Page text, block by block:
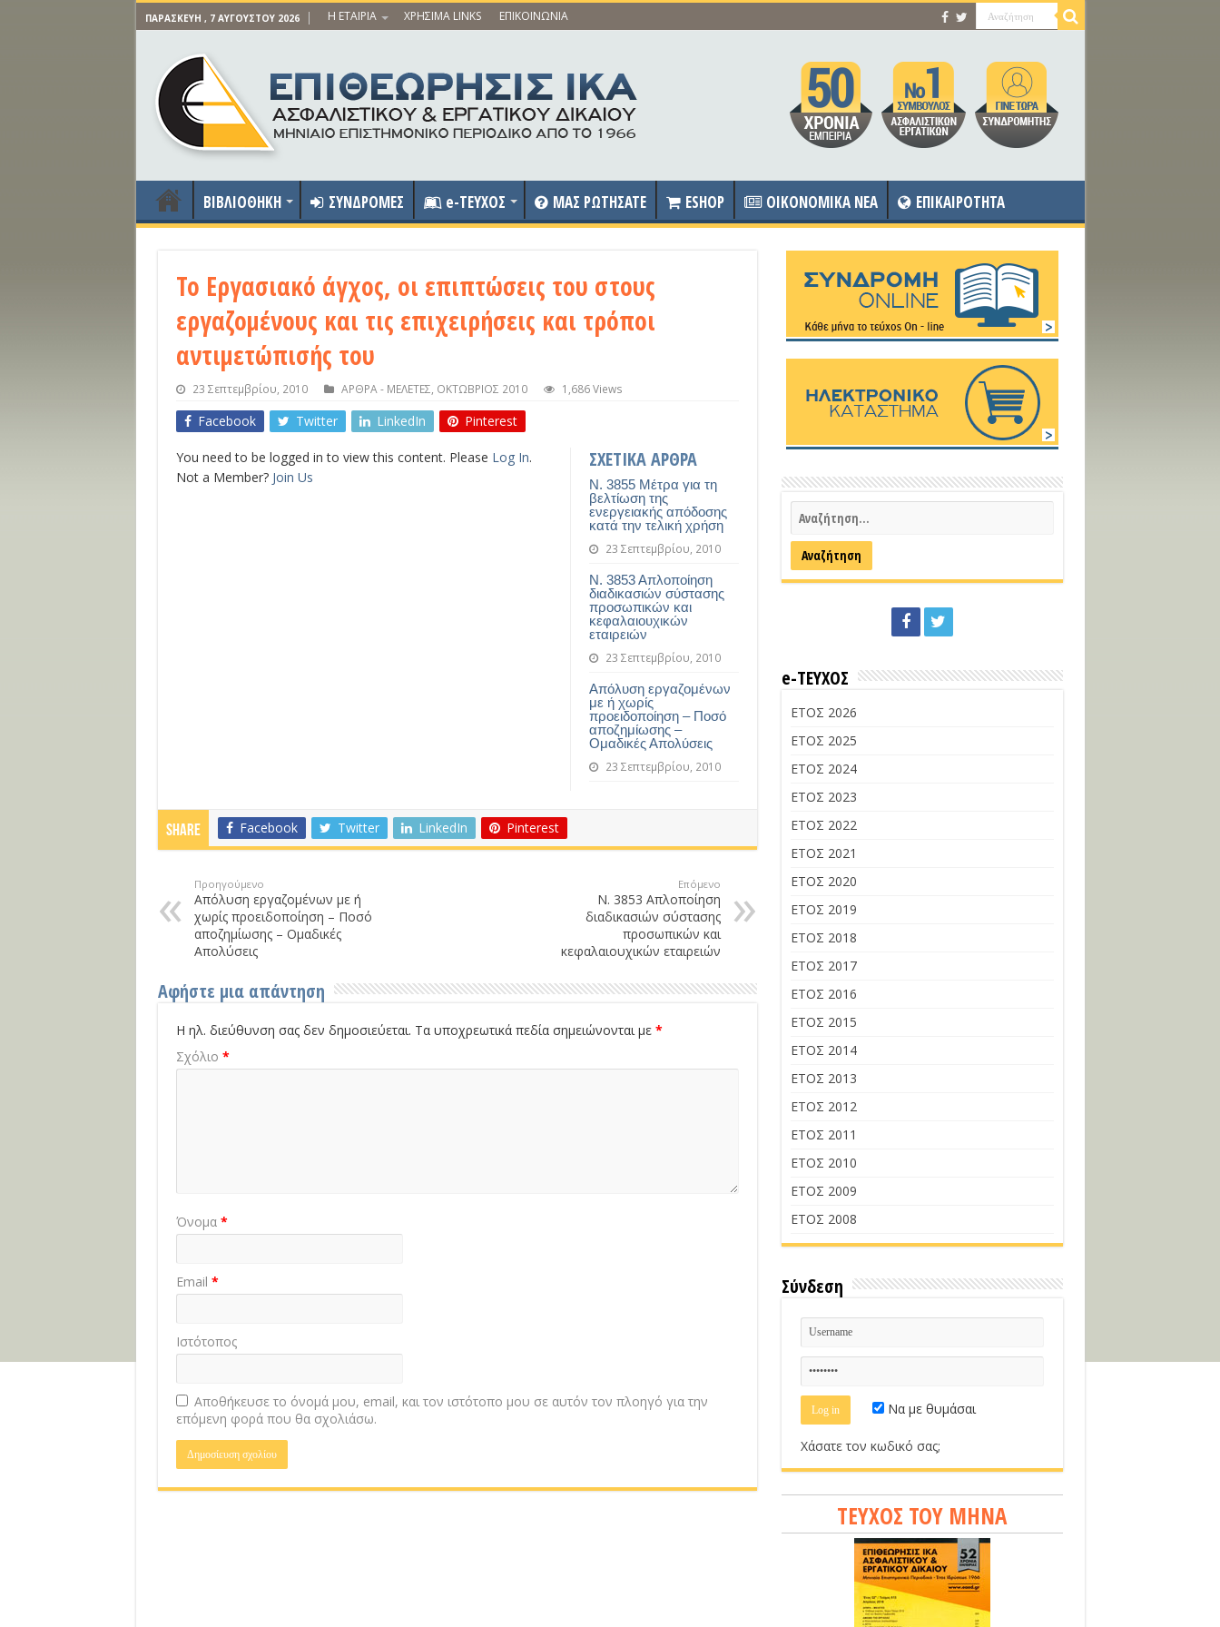
ΠΑΡΑΣΚΕΥΉ , 7 ΑΥΓΟΎΣΤΟΥ 2026 Η ΕΤΑΙΡΙΑ ΧΡΗΣΙΜΑ LINKS ΕΠΙΚΟΙΝΩΝΙΑ
ΒΙΒΛΙΟΘΗΚΗ ΣΥΝΔΡΟΜΕΣ e-ΤΕΥΧΟΣ ΜΑΣ ΡΩΤΗΣΑΤΕ ESHOP OIKONOMIKA NEA ΕΠΙΚΑΙΡΟΤΗΤΑ
Το Εργασιακό άγχος, οι επιπτώσεις του στους
εργαζομένους και τις επιχειρήσεις και τρόποι
αντιμετώπισής του
23 Σεπτεμβρίου, 2010 ΑΡΘΡΑ - ΜΕΛΕΤΕΣ ΟΚΤΩΒΡΙΟΣ 2010 1,686 Views
Facebook Twitter LinkedIn Pinterest
ΣΧΕΤΙΚΑ ΑΡΘΡΑ
Ν. 3855 Μέτρα για τη
βελτίωση της
ενεργειακής απόδοσης
κατά την τελική χρήση
23 Σεπτεμβρίου, 2010
Ν. 3853 Απλοποίηση
διαδικασιών σύστασης
προσωπικών και
κεφαλαιουχικών
εταιρειών
23 Σεπτεμβρίου, 2010
Απόλυση εργαζομένων
με ή χωρίς
προειδοποίηση – Ποσό
αποζημίωσης –
Ομαδικές Απολύσεις
23 Σεπτεμβρίου, 2010
You need to be logged in to view this content. Please Log In.
Not a Member? Join Us
Share Facebook Twitter LinkedIn Pinterest
Προηγούμενο
Απόλυση εργαζομένων με ή
χωρίς προειδοποίηση – Ποσό
αποζημίωσης – Ομαδικές
Απολύσεις
Επόμενο
Ν. 3853 Απλοποίηση
διαδικασιών σύστασης
προσωπικών και
κεφαλαιουχικών εταιρειών
Αφήστε μια απάντηση
Η ηλ. διεύθυνση σας δεν δημοσιεύεται. Τα υποχρεωτικά πεδία σημειώνονται με *
Σχόλιο *
Όνομα *
Email *
Ιστότοπος
Αποθήκευσε το όνομά μου, email, και τον ιστότοπο μου σε αυτόν τον πλοηγό για την
επόμενη φορά που θα σχολιάσω.
e-ΤΕΥΧΟΣ
ΕΤΟΣ 2026
ΕΤΟΣ 2025
ΕΤΟΣ 2024
ΕΤΟΣ 2023
ΕΤΟΣ 2022
ΕΤΟΣ 2021
ΕΤΟΣ 2020
ΕΤΟΣ 2019
ΕΤΟΣ 2018
ΕΤΟΣ 2017
ΕΤΟΣ 2016
ΕΤΟΣ 2015
ΕΤΟΣ 2014
ΕΤΟΣ 2013
ΕΤΟΣ 2012
ΕΤΟΣ 2011
ΕΤΟΣ 2010
ΕΤΟΣ 2009
ΕΤΟΣ 2008
Σύνδεση
Να με θυμάσαι
Χάσατε τον κωδικό σας;
ΤΕΥΧΟΣ ΤΟΥ ΜΗΝΑ